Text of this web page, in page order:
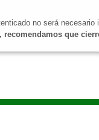
no será
recomendamos que